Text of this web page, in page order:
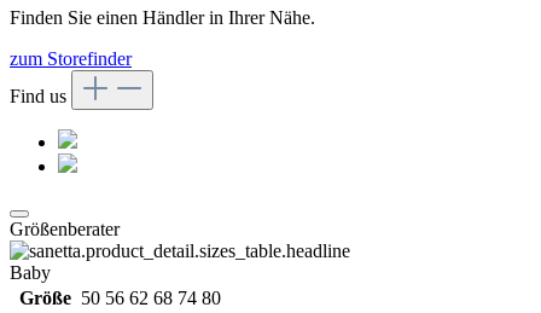
Finden Sie einen Händler in Ihrer Nähe.
zum Storefinder
Find us
Größenberater
Baby
Größe 50 56 62 68 74 80